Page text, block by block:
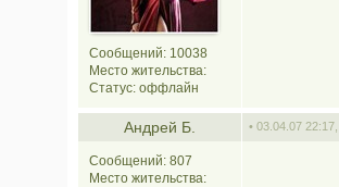
Сообщений: 10038
Место жительства:
Статус: оффлайн
Андрей Б. • 03.04.07 22:17,
Сообщений: 807
Место жительства: